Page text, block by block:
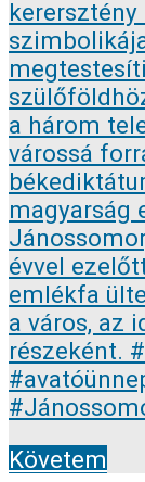
Követem